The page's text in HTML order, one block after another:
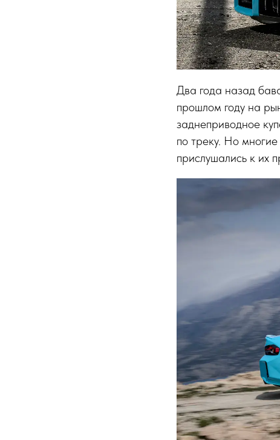
Два года назад
прошлом году на
заднеприводное
по треку. Но
прислушались к их